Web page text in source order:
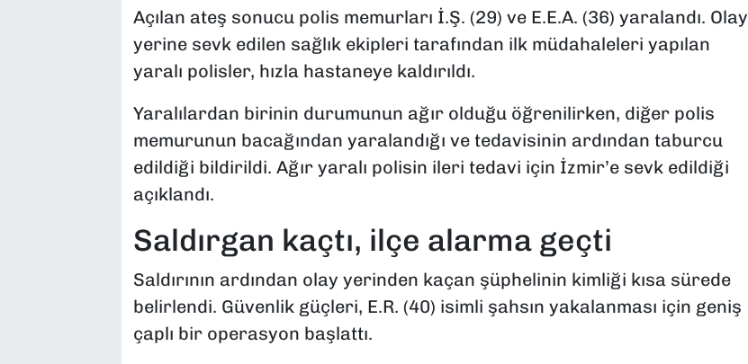
Açılan ateş sonucu polis memurları İ.Ş. (29) ve E.E.A. (36) yaralandı. Olay
yerine sevk edilen sağlık ekipleri tarafından ilk müdahaleleri yapılan
yaralı polisler, hızla hastaneye kaldırıldı.
Yaralılardan birinin durumunun ağır olduğu öğrenilirken, diğer polis
memurunun bacağından yaralandığı ve tedavisinin ardından taburcu
edildiği bildirildi. Ağır yaralı polisin ileri tedavi için İzmir’e sevk edildiği
açıklandı.
Saldırgan kaçtı, ilçe alarma geçti
Saldırının ardından olay yerinden kaçan şüphelinin kimliği kısa sürede
belirlendi. Güvenlik güçleri, E.R. (40) isimli şahsın yakalanması için geniş
çaplı bir operasyon başlattı.